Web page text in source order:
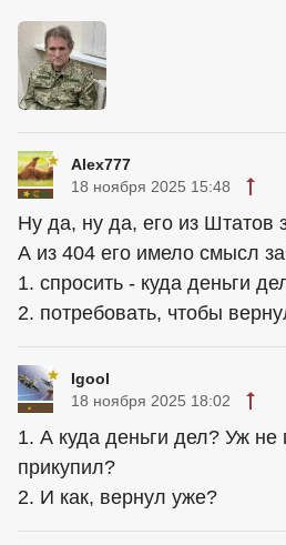
Alex777
18 ноября 2025 15:48
Ну да, ну да, его из Штатов
А из 404 его имело смысл
1. спросить - куда деньги
2. потребовать, чтобы
Igool
18 ноября 2025 18:02
1. А куда деньги дел? Уж не
прикупил?
2. И как, вернул уже?